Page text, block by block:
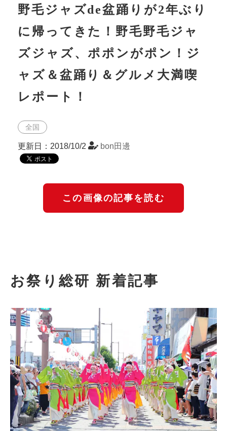
野毛ジャズde盆踊りが2年ぶり
に帰ってきた！野毛野毛ジャ
ズジャズ、ポポンがポン！ジ
ャズ＆盆踊り＆グルメ大満喫
レポート！
全国
更新日：2018/10/2 bon田邊
この画像の記事を読む
お祭り総研 新着記事